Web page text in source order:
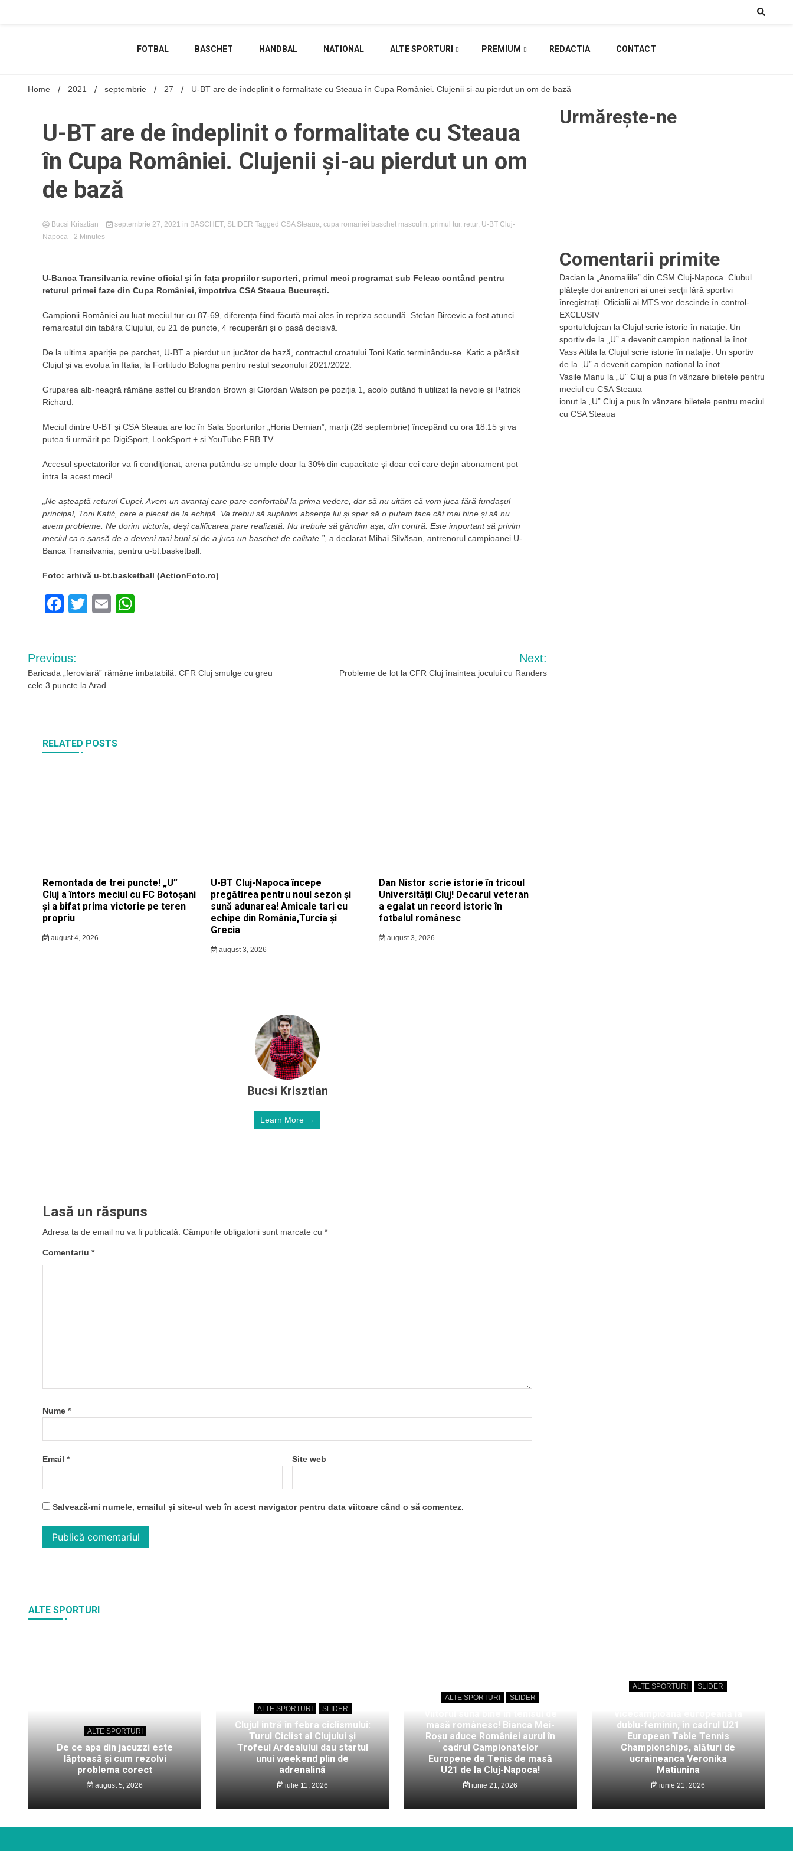
FOTBAL
BASCHET HANDBAL NATIONAL ALTE SPORTURI PREMIUM REDACTIA CONTACT
Home 2021 septembrie 27 U-BT are de îndeplinit o formalitate cu Steaua în Cupa României. Clujenii și-au pierdut un om de bază
U-BT are de îndeplinit o formalitate cu Steaua
în Cupa României. Clujenii și-au pierdut un om
de bază
Bucsi Krisztian septembrie 27, 2021 in BASCHET, SLIDER Tagged CSA Steaua, cupa romaniei baschet masculin, primul tur, retur, U-BT Cluj-
Napoca - 2 Minutes
U-Banca Transilvania revine oficial și în fața propriilor suporteri, primul meci programat sub Feleac contând pentru
returul primei faze din Cupa României, împotriva CSA Steaua București.
Campionii României au luat meciul tur cu 87-69, diferența fiind făcută mai ales în repriza secundă. Stefan Bircevic a fost atunci
remarcatul din tabăra Clujului, cu 21 de puncte, 4 recuperări și o pasă decisivă.
De la ultima apariție pe parchet, U-BT a pierdut un jucător de bază, contractul croatului Toni Katic terminându-se. Katic a părăsit
Clujul și va evolua în Italia, la Fortitudo Bologna pentru restul sezonului 2021/2022.
Gruparea alb-neagră rămâne astfel cu Brandon Brown și Giordan Watson pe poziția 1, acolo putând fi utilizat la nevoie și Patrick
Richard.
Meciul dintre U-BT și CSA Steaua are loc în Sala Sporturilor „Horia Demian”, marți (28 septembrie) începând cu ora 18.15 și va
putea fi urmărit pe DigiSport, LookSport + și YouTube FRB TV.
Accesul spectatorilor va fi condiționat, arena putându-se umple doar la 30% din capacitate și doar cei care dețin abonament pot
intra la acest meci!
„Ne așteaptă returul Cupei. Avem un avantaj care pare confortabil la prima vedere, dar să nu uităm că vom juca fără fundașul
principal, Toni Katić, care a plecat de la echipă. Va trebui să suplinim absența lui și sper să o putem face cât mai bine și să nu
avem probleme. Ne dorim victoria, deși calificarea pare realizată. Nu trebuie să gândim așa, din contră. Este important să privim
meciul ca o șansă de a deveni mai buni și de a juca un baschet de calitate.” , a declarat Mihai Silvășan, antrenorul campioanei U-
Banca Transilvania, pentru u-bt.basketball.
Foto: arhivă u-bt.basketball (ActionFoto.ro)
Facebook
TwitterEmail
Navigare
în
Previous:
Baricada „feroviară” rămâne imbatabilă. CFR Cluj smulge cu greu
cele 3 puncte la Arad
Next:
Probleme de lot la CFR Cluj înaintea jocului cu Randers
RELATED POSTS
Remontada de trei puncte! „U”
Cluj a întors meciul cu FC Botoșani
și a bifat prima victorie pe teren
propriu
august 4, 2026
U-BT Cluj-Napoca începe
pregătirea pentru noul sezon și
sună adunarea! Amicale tari cu
echipe din România,Turcia și
Grecia
august 3, 2026
Dan Nistor scrie istorie în tricoul
Universității Cluj! Decarul veteran
a egalat un record istoric în
fotbalul românesc
august 3, 2026
Bucsi Krisztian
Learn More →
Lasă un răspuns
Adresa ta de email nu va fi publicată. Câmpurile obligatorii sunt marcate cu *
Comentariu *
Nume *
Email * Site web
Salvează-mi numele, emailul și site-ul web în acest navigator pentru data viitoare când o să comentez.
Urmărește-ne
Comentarii primite
Dacian la
„Anomaliile” din CSM Cluj-Napoca. Clubul
plătește doi antrenori ai unei secții fără sportivi
înregistrați. Oficialii ai MTS vor descinde în control-
EXCLUSIV
sportulclujean la Clujul scrie istorie în natație. Un
sportiv de la „U” a devenit campion național la înot
Vass Attila la Clujul scrie istorie în natație. Un sportiv
de la „U” a devenit campion național la înot
Vasile Manu la
„U” Cluj a pus în vânzare biletele pentru
meciul cu CSA Steaua
ionut la
„U” Cluj a pus în vânzare biletele pentru meciul
cu CSA Steaua
ALTE SPORTURI
ALTE SPORTURI
De ce apa din jacuzzi este
lăptoasă și cum rezolvi
problema corect
august 5, 2026
ALTE SPORTURI SLIDER
Clujul intră în febra ciclismului:
Turul Ciclist al Clujului și
Trofeul Ardealului dau startul
unui weekend plin de
adrenalină
iulie 11, 2026
ALTE SPORTURI SLIDER
masă românesc! Bianca Mei-
Roșu aduce României aurul în
cadrul Campionatelor
Europene de Tenis de masă
U21 de la Cluj-Napoca!
iunie 21, 2026
ALTE SPORTURI SLIDER
dublu-feminin, în cadrul U21
European Table Tennis
Championships, alături de
ucraineanca Veronika
Matiunina
iunie 21, 2026